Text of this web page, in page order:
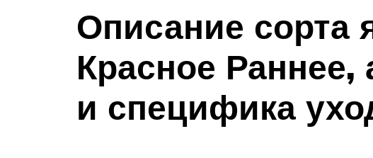
Описание сорта
Красное Раннее,
и специфика